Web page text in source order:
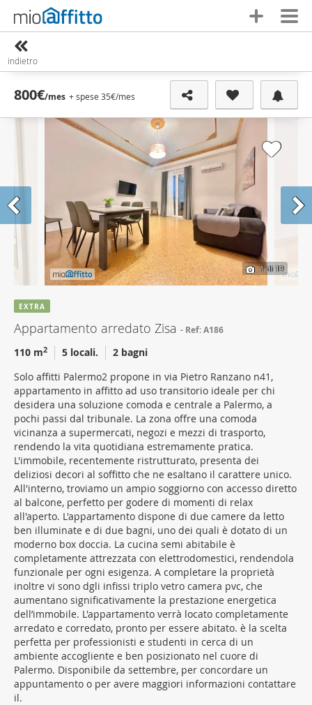
indietro
800€/mes + spese 35€/mes
1di 19
EXTRA
Appartamento arredato Zisa Ref: A186
110 m2 5 locali.
2 bagni
Solo affitti Palermo2 propone in via Pietro Ranzano n41,
appartamento in affitto ad uso transitorio ideale per chi
desidera una soluzione comoda e centrale a Palermo, a
pochi passi dal tribunale. La zona offre una comoda
vicinanza a supermercati, negozi e mezzi di trasporto,
rendendo la vita quotidiana estremamente pratica.
L'immobile, recentemente ristrutturato, presenta dei
deliziosi decori al soffitto che ne esaltano il carattere unico.
All'interno, troviamo un ampio soggiorno con accesso diretto
al balcone, perfetto per godere di momenti di relax
all'aperto. L'appartamento dispone di due camere da letto
ben illuminate e di due bagni, uno dei quali è dotato di un
moderno box doccia. La cucina semi abitabile è
completamente attrezzata con elettrodomestici, rendendola
funzionale per ogni esigenza. A completare la proprietà
inoltre vi sono dgli infissi triplo vetro camera pvc, che
aumentano significativamente la prestazione energetica
dell’immobile. L'appartamento verrà locato completamente
arredato e corredato, pronto per essere abitato. è la scelta
perfetta per professionisti e studenti in cerca di un
ambiente accogliente e ben posizionato nel cuore di
Palermo. Disponibile da settembre, per concordare un
appuntamento o per avere maggiori informazioni contattare
il.